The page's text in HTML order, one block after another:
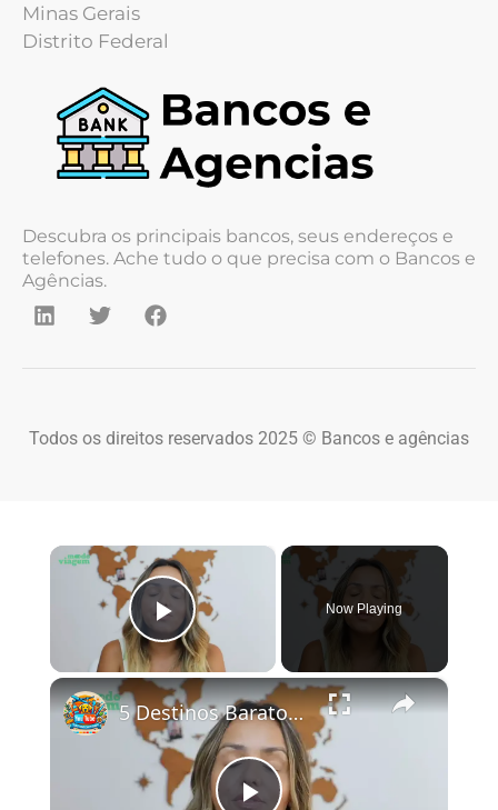
Minas Gerais
Distrito Federal
Descubra os principais bancos, seus endereços e
telefones. Ache tudo o que precisa com o Bancos e
Agências.
Todos os direitos reservados 2025 © Bancos e agências
×
Play Video
Now Playing
×
5 Destinos Baratos no Brasil Para Conhecer e Amar! 🇧🇷✨